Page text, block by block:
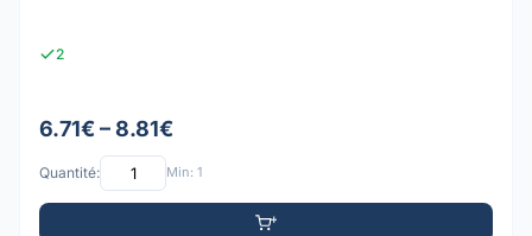
2
6.71€ – 8.81€
Quantité: Min: 1